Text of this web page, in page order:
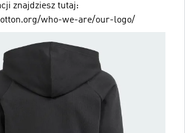
znajdziesz tutaj:
who-we-are/our-logo/